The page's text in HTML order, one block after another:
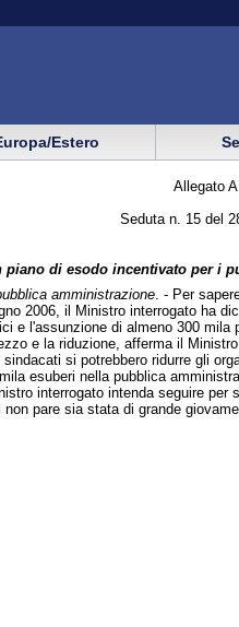
Estero
Allegato A
Seduta n. 15 del
piano di esodo incentivato per i
amministrazione. - Per
2006, il Ministro interrogato ha
e l'assunzione di almeno 300 mila
e la riduzione, afferma il
si potrebbero ridurre gli
esuberi nella pubblica
interrogato intenda seguire
pare sia stata di grande